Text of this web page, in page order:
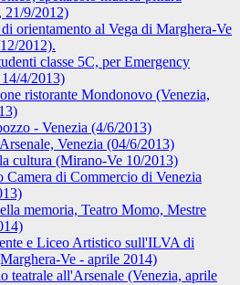
21/9/2012)
orientamento al Vega di Marghera-Ve
2012).
classe 5C, per Emergency
4/2013)
ristorante Mondonovo (Venezia,
- Venezia (4/6/2013)
Venezia (04/6/2013)
cultura (Mirano-Ve 10/2013)
Camera di Commercio di Venezia
memoria, Teatro Momo, Mestre
e Liceo Artistico sull'ILVA di
Ve - aprile 2014)
teatrale all'Arsenale (Venezia, aprile